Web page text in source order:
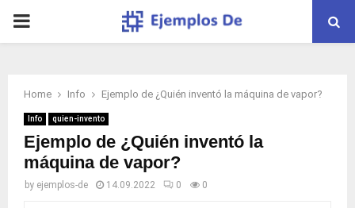
PRIMARY
Home Info Ejemplo de ¿Quién inventó la máquina de vapor?
Info quien-invento
Ejemplo de ¿Quién inventó la
máquina de vapor?
by ejemplos-de 14.09.2022 0 0